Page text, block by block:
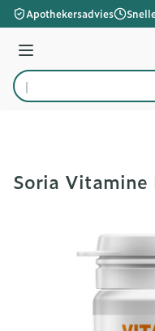
Ga naar de inhoud
Apothekersadvies
Menu
Product, merk,
Soria Vitamine